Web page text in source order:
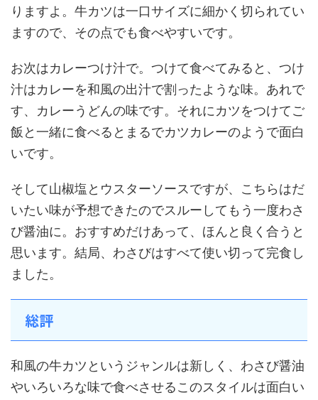
りますよ。牛カツは一口サイズに細かく切られてい
ますので、その点でも食べやすいです。
お次はカレーつけ汁で。つけて食べてみると、つけ
汁はカレーを和風の出汁で割ったような味。あれで
す、カレーうどんの味です。それにカツをつけてご
飯と一緒に食べるとまるでカツカレーのようで面白
いです。
そして山椒塩とウスターソースですが、こちらはだ
いたい味が予想できたのでスルーしてもう一度わさ
び醤油に。おすすめだけあって、ほんと良く合うと
思います。結局、わさびはすべて使い切って完食し
ました。
総評
和風の牛カツというジャンルは新しく、わさび醤油
やいろいろな味で食べさせるこのスタイルは面白い